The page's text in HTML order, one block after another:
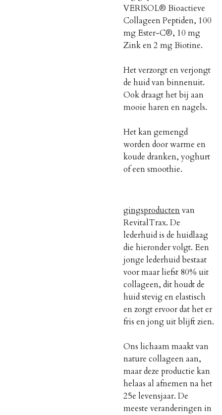
VERISOL® Bioactieve
Collageen Peptiden, 100
mg Ester-C®, 10 mg
Zink en 2 mg Biotine.
Het verzorgt en verjongt
de huid van binnenuit.
Ook draagt het bij aan
mooie haren en nagels.
Het kan gemengd
worden door warme en
koude dranken, yoghurt
of een smoothie.
gingsproductenvan
RevitalTrax. De
lederhuid is de huidlaag
die hieronder volgt. Een
jonge lederhuid bestaat
voor maar liefst 80% uit
collageen, dit houdt de
huid stevig en elastisch
en zorgt ervoor dat het er
fris en jong uit blijft zien.
Ons lichaam maakt van
nature collageen aan,
maar deze productie kan
helaas al afnemen na het
25e levensjaar. De
meeste veranderingen in